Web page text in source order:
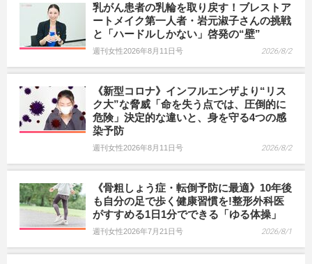
乳がん患者の乳輪を取り戻す！ブレストア
ートメイク第一人者・岩元淑子さんの挑戦
と「ハードルしかない」啓発の“壁”
週刊女性2026年8月11日号 2026/8/2
《新型コロナ》インフルエンザより“リス
ク大”な脅威「命を失う点では、圧倒的に
危険」決定的な違いと、身を守る4つの感
染予防
週刊女性2026年8月11日号 2026/8/2
《骨粗しょう症・転倒予防に最適》10年後
も自分の足で歩く健康習慣を!整形外科医
がすすめる1日1分でできる「ゆる体操」
週刊女性2026年7月21日号 2026/8/1